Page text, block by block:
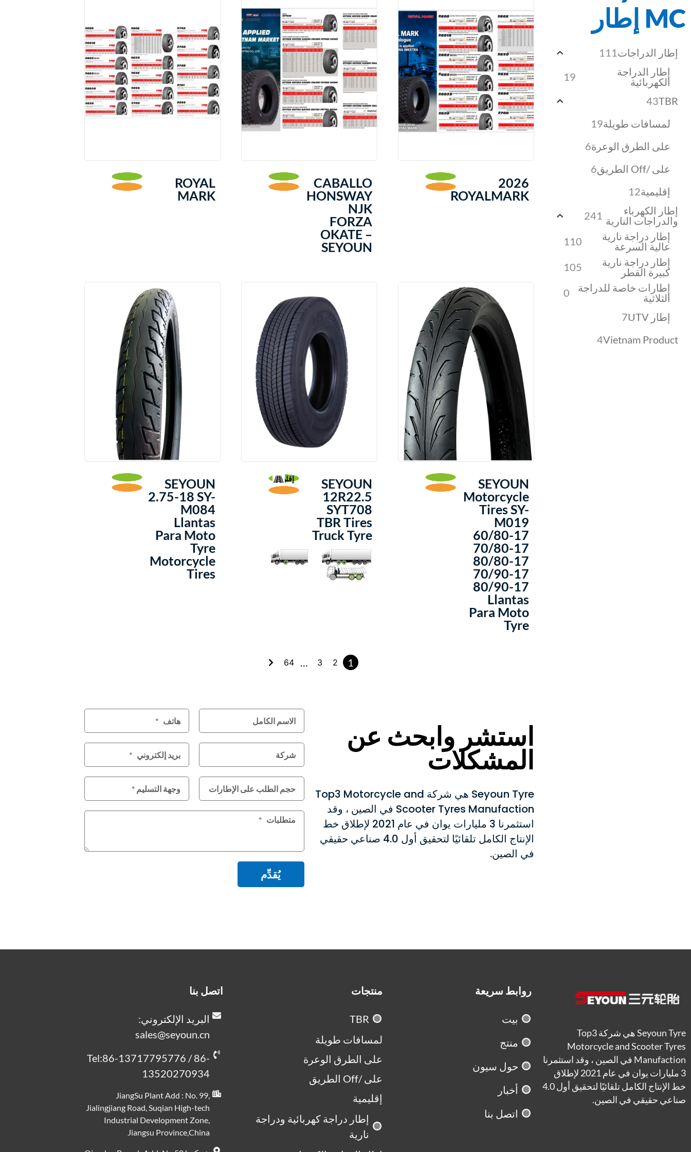
MC إطار
إطار الدراجات111
إطار الدراجة
الكهربائية
19
TBR
43
لمسافات طويلة19
على الطرق الوعرة6
على /Off الطريق
6
إقليمية12
إطار الكهرباء
والدراجات النارية 241
إطار دراجة نارية
عالية السرعة
110
إطار دراجة نارية
كبيرة القطر
105
إطارات خاصة للدراجة
الثلاثية
0
إطار UTV
7
Vietnam Product
4
2026
ROYALMARK
CABALLO
HONSWAY
NJK
FORZA
OKATE –
SEYOUN
ROYAL
MARK
SEYOUN
Motorcycle
Tires SY-
M019
60/80-17
70/80-17
80/80-17
70/90-17
80/90-17
Llantas
Para Moto
Tyre
SEYOUN
12R22.5
SYT708
TBR Tires
Truck Tyre
إقليمية
SEYOUN
2.75-18 SY-
M084
Llantas
Para Moto
Tyre
Motorcycle
Tires
1
2
3
…
64
استشر وابحث عن
المشكلات
Seyoun Tyre هي شركة Top3 Motorcycle and
Scooter Tyres Manufaction في الصين ، وقد
استثمرنا 3 مليارات يوان في عام 2021 لإطلاق خط
الإنتاج الكامل تلقائيًا لتحقيق أول 4.0 صناعي حقيقي
في الصين.
يُقدِّم
Seyoun Tyre هي شركة Top3
Motorcycle and Scooter Tyres
Manufaction في الصين ، وقد استثمرنا
3 مليارات يوان في عام 2021 لإطلاق
خط الإنتاج الكامل تلقائيًا لتحقيق أول 4.0
صناعي حقيقي في الصين.
روابط سريعة
بيت
منتج
حول سيون
أخبار
اتصل بنا
منتجات
TBR
لمسافات طويلة
على الطرق الوعرة
على /Off الطريق
إقليمية
إطار دراجة كهربائية ودراجة
نارية
اتصل بنا
البريد الإلكتروني:
sales@seyoun.cn
Tel:86-13717795776 / 86-
13520270934
JiangSu Plant Add : No. 99,
Jialingjiang Road, Suqian High-tech
Industrial Development Zone,
Jiangsu Province,China